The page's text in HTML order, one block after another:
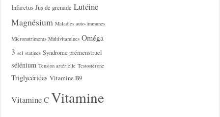
Infarctus Jus de grenade Lutéine
Magnésium Maladies auto-immunes
Micronutriments Multivitamines Oméga
3 sel statines Syndrome prémenstruel
sélénium Tension artérielle Testostérone
Triglycérides Vitamine B9
Vitamine CVitamine